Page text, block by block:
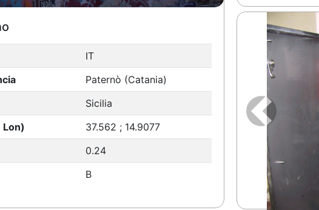
IT
Paternò (Catania)
Sicilia
Lon)
37.562 ; 14.9077
0.24
B
Precedente